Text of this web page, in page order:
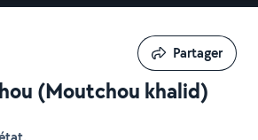
(Moutchou khalid)
Partager
Partager